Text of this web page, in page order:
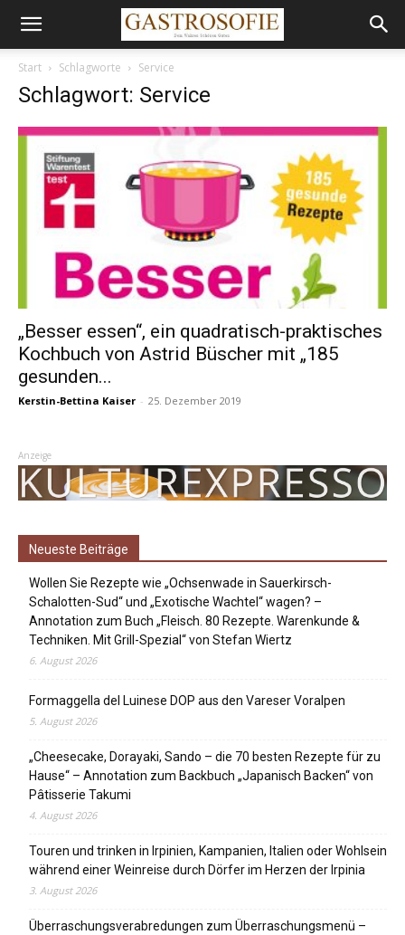
Start Schlagworte Service
Schlagwort: Service
„Besser essen“, ein quadratisch-praktisches
Kochbuch von Astrid Büscher mit „185
gesunden...
Kerstin-Bettina Kaiser - 25. Dezember 2019
Anzeige
Neueste Beiträge
Wollen Sie Rezepte wie „Ochsenwade in Sauerkirsch-
Schalotten-Sud“ und „Exotische Wachtel“ wagen? –
Annotation zum Buch „Fleisch. 80 Rezepte. Warenkunde &
Techniken. Mit Grill-Spezial“ von Stefan Wiertz
6. August 2026
Formaggella del Luinese DOP aus den Vareser Voralpen
5. August 2026
„Cheesecake, Dorayaki, Sando – die 70 besten Rezepte für zu
Hause“ – Annotation zum Backbuch „Japanisch Backen“ von
Pâtisserie Takumi
4. August 2026
Touren und trinken in Irpinien, Kampanien, Italien oder Wohlsein
während einer Weinreise durch Dörfer im Herzen der Irpinia
3. August 2026
Überraschungsverabredungen zum Überraschungsmenü –